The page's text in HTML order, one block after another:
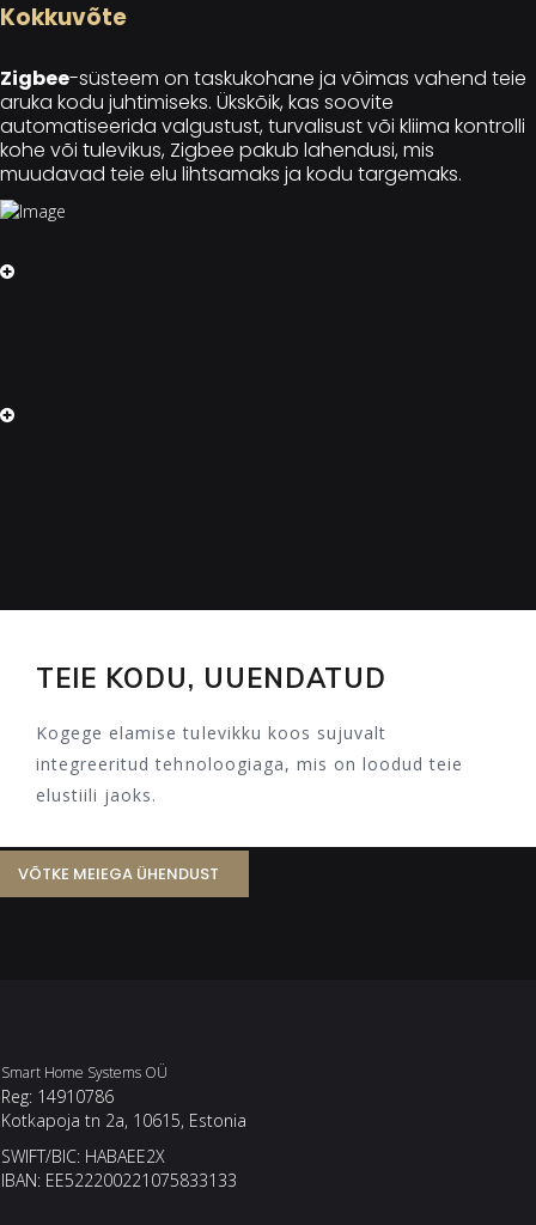
Kokkuvõte
Zigbee-süsteem on taskukohane ja võimas vahend teie
aruka kodu juhtimiseks. Ükskõik, kas soovite
automatiseerida valgustust, turvalisust või kliima kontrolli
kohe või tulevikus, Zigbee pakub lahendusi, mis
muudavad teie elu lihtsamaks ja kodu targemaks.
TEIE KODU, UUENDATUD
Kogege elamise tulevikku koos sujuvalt
integreeritud tehnoloogiaga, mis on loodud teie
elustiili jaoks.
VÕTKE MEIEGA ÜHENDUST
Smart Home Systems OÜ
Reg: 14910786
Kotkapoja tn 2a, 10615, Estonia
SWIFT/BIC: HABAEE2X
IBAN: EE522200221075833133